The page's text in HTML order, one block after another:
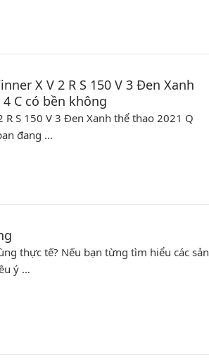
X V 2 R S 150 V 3 Đen Xanh
4 C có bền không
S 150 V 3 Đen Xanh thể thao 2021 Q
đang …
thực tế? Nếu bạn từng tìm hiểu các sản
ý …